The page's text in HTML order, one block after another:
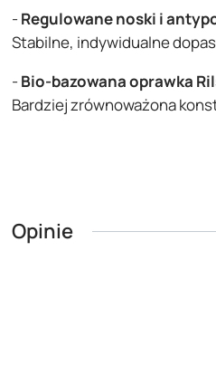
-Regulowane noski i
Stabilne, indywidualne
-Bio-bazowana oprawka
Bardziej zrównoważona
Opinie